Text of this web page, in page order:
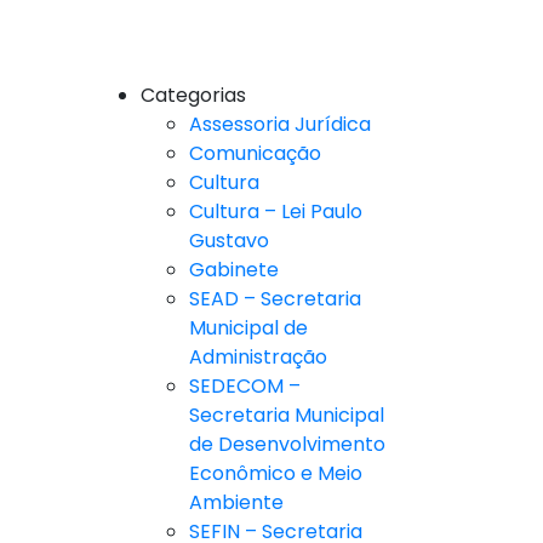
Categorias
Assessoria Jurídica
Comunicação
Cultura
Cultura – Lei Paulo
Gustavo
Gabinete
SEAD – Secretaria
Municipal de
Administração
SEDECOM –
Secretaria Municipal
de Desenvolvimento
Econômico e Meio
Ambiente
SEFIN – Secretaria